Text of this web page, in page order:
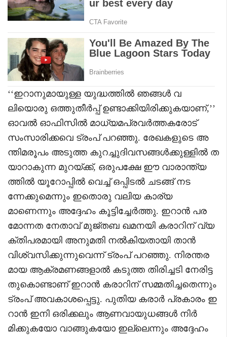
‘‘ഇറാനുമായുള്ള യുദ്ധത്തിൽ ഞങ്ങൾ വ
ലിയൊരു ഒത്തുതീർപ്പ് ഉണ്ടാക്കിയിരിക്കുകയാണ്,’’
ഓവൽ ഓഫിസിൽ മാധ്യമപ്രവർത്തകരോട്
സംസാരിക്കവെ ട്രംപ് പറഞ്ഞു. രേഖകളുടെ അ
ന്തിമരൂപം അടുത്ത കുറച്ചുദിവസങ്ങൾക്കുള്ളിൽ ത
യാറാകുന്ന മുറയ്ക്ക്, ഒരുപക്ഷേ ഈ വാരാന്ത്യ
ത്തിൽ യൂറോപ്പിൽ വെച്ച് ഒപ്പിടൽ ചടങ്ങ് നട
ന്നേക്കുമെന്നും ഇതൊരു വലിയ കാര്യ
മാണെന്നും അദ്ദേഹം കൂട്ടിച്ചേർത്തു. ഇറാൻ പര
മോന്നത നേതാവ് മുജ്തബ ഖമനയി കരാറിന് വ്യ
ക്തിപരമായി അനുമതി നൽകിയതായി താൻ
വിശ്വസിക്കുന്നുവെന്ന് ട്രംപ് പറഞ്ഞു. നിരന്തര
മായ ആക്രമണങ്ങളാൽ കടുത്ത തിരിച്ചടി നേരിട്ട
തുകൊണ്ടാണ് ഇറാൻ കരാറിന് സമ്മതിച്ചതെന്നും
ട്രംപ് അവകാശപ്പെട്ടു. പുതിയ കരാർ പ്രകാരം ഇ
റാൻ ഇനി ഒരിക്കലും ആണവായുധങ്ങൾ നിർ
മിക്കുകയോ വാങ്ങുകയോ ഇല്ലെന്നും അദ്ദേഹം